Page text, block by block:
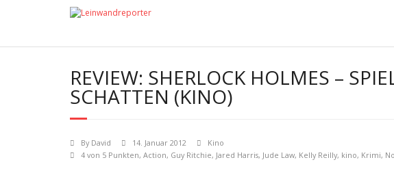
REVIEW: SHERLOCK HOLMES –
SCHATTEN (KINO)
By David 14. Januar 2012
Kino
4 von 5 Punkten, Action, Guy Ritchie, Jared Harris, Jude Law, Kelly Reilly, kino, Krimi,